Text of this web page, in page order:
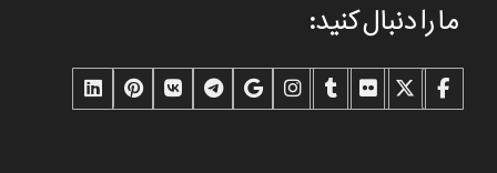
ما را دنبال کنید: